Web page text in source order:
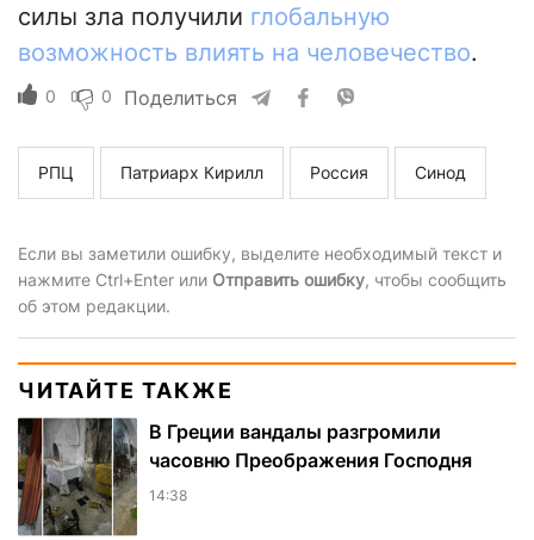
силы зла получили глобальную
возможность влиять на человечество.
0 0 Поделиться
РПЦ Патриарх Кирилл Россия Синод
Если вы заметили ошибку, выделите необходимый текст и
нажмите Ctrl+Enter или Отправить ошибку, чтобы сообщить
об этом редакции.
ЧИТАЙТЕ ТАКЖЕ
В Греции вандалы разгромили
часовню Преображения Господня
14:38